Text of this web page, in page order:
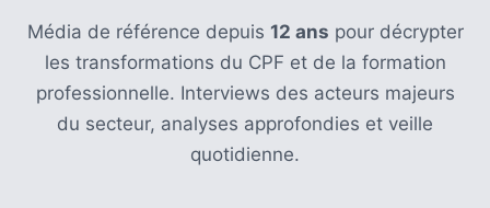
Média de référence depuis 12 ans pour décrypter
les transformations du CPF et de la formation
professionnelle. Interviews des acteurs majeurs
du secteur, analyses approfondies et veille
quotidienne.